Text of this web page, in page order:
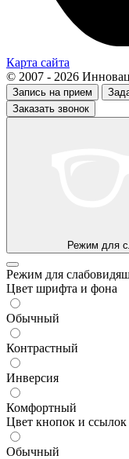
Карта сайта
© 2007 - 2026
Запись на прием
Заказать звонок
Режим для
Режим для
Цвет шрифта и фона
Обычный
Контрастный
Инверсия
Комфортный
Цвет кнопок и ссылок
Обычный